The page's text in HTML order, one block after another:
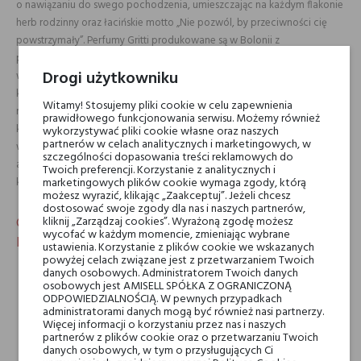
o nawiązaniu do swego pochodzenia, umieszczając na każdym flakonie
herb rodzinny oraz łacińskie motto „Nie pozwól, by przeciwności cię
powstrzymały”. Perfumy Gritti produkowane są w Bolonii z
poszanowaniem dla przeszłości, teraźniejszości i przyszłości. Kwiatowo-
wodne perfumy Aqua Incanta Gritti to elegancki aromat florenckiego
korzenia irysa. Jego uwodzicielski zapach przechodzi przez ciało
niczym obezwładniający prąd, dając uczucie lekkiego odurzenia. Całej
kompozycji towarzyszy gęsty akord piżma, który skłębia silnie pudrową
woń. Perfumy Aqua Incanta dopełnia ciepła nuta wanilii i
aromatycznego, zamszowego fiołka. Otulający zapach o niezwykle
kobiecym charakterze świetnie sprawdzi się na co dzień.
Charakterystyka kwiatowo-wodnej wody
perfumowanej Gritti Aqua Incanta
Aqua Incanta dla kobiet.
Dla miłośniczek pudrowych kompozycji z irysem.
Intensywne perfumy o wysokiej trwałości.
Skomponowane tylko z najwyższej jakości składników.
Aqua Incanta to perfumy na co dzień.
Drogi użytkowniku
Witamy! Stosujemy pliki cookie w celu zapewnienia
prawidłowego funkcjonowania serwisu. Możemy również
wykorzystywać pliki cookie własne oraz naszych
partnerów w celach analitycznych i marketingowych, w
szczególności dopasowania treści reklamowych do
Twoich preferencji. Korzystanie z analitycznych i
marketingowych plików cookie wymaga zgody, którą
możesz wyrazić, klikając „Zaakceptuj”. Jeżeli chcesz
dostosować swoje zgody dla nas i naszych partnerów,
kliknij „Zarządzaj cookies”. Wyrażoną zgodę możesz
wycofać w każdym momencie, zmieniając wybrane
ustawienia. Korzystanie z plików cookie we wskazanych
powyżej celach związane jest z przetwarzaniem Twoich
danych osobowych. Administratorem Twoich danych
osobowych jest AMISELL SPÓŁKA Z OGRANICZONĄ
ODPOWIEDZIALNOŚCIĄ. W pewnych przypadkach
administratorami danych mogą być również nasi partnerzy.
Więcej informacji o korzystaniu przez nas i naszych
partnerów z plików cookie oraz o przetwarzaniu Twoich
danych osobowych, w tym o przysługujących Ci